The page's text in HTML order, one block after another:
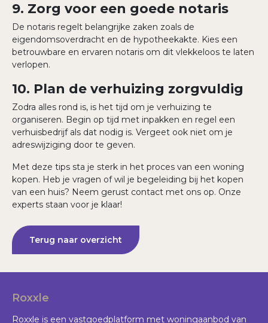
9. Zorg voor een goede notaris
De notaris regelt belangrijke zaken zoals de
eigendomsoverdracht en de hypotheekakte. Kies een
betrouwbare en ervaren notaris om dit vlekkeloos te laten
verlopen.
10. Plan de verhuizing zorgvuldig
Zodra alles rond is, is het tijd om je verhuizing te
organiseren. Begin op tijd met inpakken en regel een
verhuisbedrijf als dat nodig is. Vergeet ook niet om je
adreswijziging door te geven.
Met deze tips sta je sterk in het proces van een woning
kopen. Heb je vragen of wil je begeleiding bij het kopen
van een huis? Neem gerust contact met ons op. Onze
experts staan voor je klaar!
Terug naar overzicht
Roxxle
Roxxle is een vastgoedplatform met woningaanbod van